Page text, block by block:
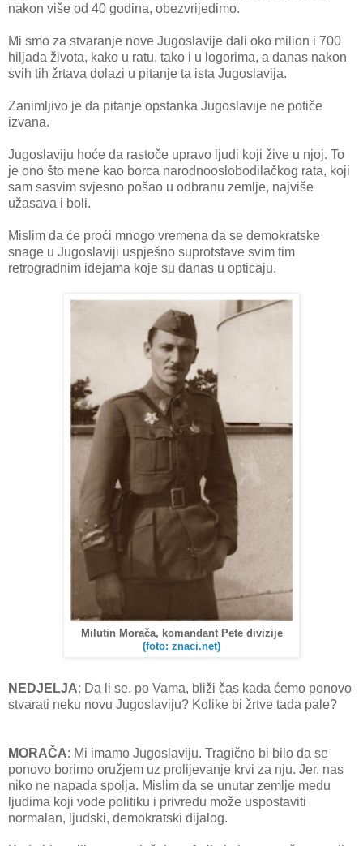
nakon više od 40 godina, obezvrijedimo.
Mi smo za stvaranje nove Jugoslavije dali oko milion i 700
hiljada života, kako u ratu, tako i u logorima, a danas nakon
svih tih žrtava dolazi u pitanje ta ista Jugoslavija.
Zanimljivo je da pitanje opstanka Jugoslavije ne potiče
izvana.
Jugoslaviju hoće da rastoče upravo ljudi koji žive u njoj. To
je ono što mene kao borca narodnooslobodilačkog rata, koji
sam sasvim svjesno pošao u odbranu zemlje, najviše
užasava i boli.
Mislim da će proći mnogo vremena da se demokratske
snage u Jugoslaviji uspješno suprotstave svim tim
retrogradnim idejama koje su danas u opticaju.
Milutin Morača, komandant Pete divizije
(foto: znaci.net)
NEDJELJA: Da li se, po Vama, bliži čas kada ćemo ponovo
stvarati neku novu Jugoslaviju? Kolike bi žrtve tada pale?
MORAČA: Mi imamo Jugoslaviju. Tragično bi bilo da se
ponovo borimo oružjem uz prolijevanje krvi za nju. Jer, nas
niko ne napada spolja. Mislim da se unutar zemlje medu
ljudima koji vode politiku i privredu može uspostaviti
normalan, ljudski, demokratski dijalog.